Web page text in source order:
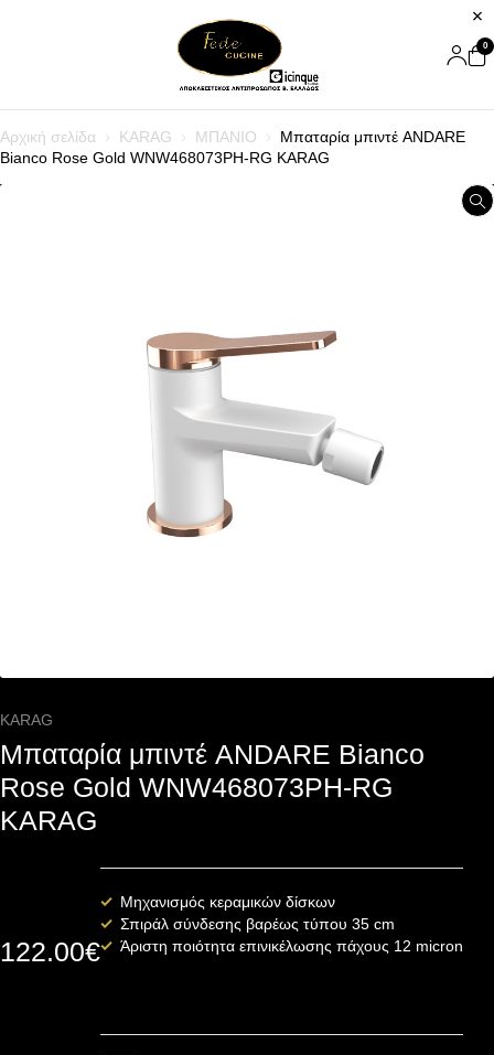
0
Αρχική σελίδα KARAG ΜΠΑΝΙΟ
Μπαταρία μπιντέ ANDARE
Bianco Rose Gold WNW468073PH-RG KARAG
KARAG
Μπαταρία μπιντέ ANDARE Bianco
Rose Gold WNW468073PH-RG
KARAG
122.00€
Μηχανισμός κεραμικών δίσκων
Σπιράλ σύνδεσης βαρέως τύπου 35 cm
Άριστη ποιότητα επινικέλωσης πάχους 12 micron